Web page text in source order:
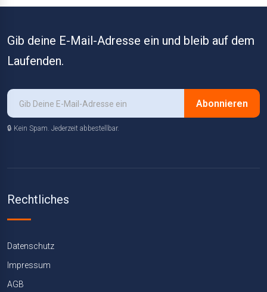
Gib deine E-Mail-Adresse ein und bleib auf dem
Laufenden.
Abonnieren
🔒 Kein Spam. Jederzeit abbestellbar.
Rechtliches
Datenschutz
Impressum
AGB